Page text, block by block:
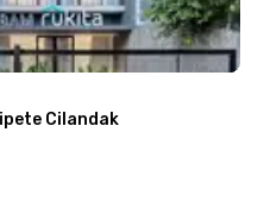
Cilandak